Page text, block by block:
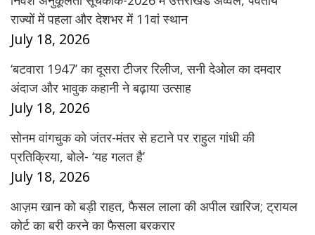
राज्यों में पहला और देशभर में 11वां स्थान
July 18, 2026
‘बटवारा 1947’ का दूसरा टीजर रिलीज, सनी देओल का दमदार
अंदाज और भावुक कहानी ने बढ़ाया उत्साह
July 18, 2026
सोनम वांगचुक को जंतर-मंतर से हटाने पर राहुल गांधी की
प्रतिक्रिया, बोले- ‘यह गलत है’
July 18, 2026
आज़म खान को बड़ी राहत, फैसल लाला की अपील खारिज; ट्रायल
कोर्ट का बरी करने का फैसला बरकरार